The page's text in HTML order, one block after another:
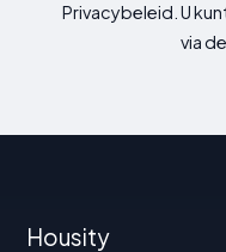
Privacybeleid. U
via
Housity